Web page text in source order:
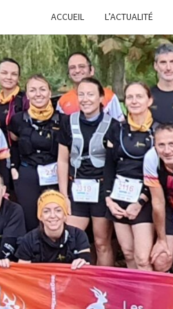
ACCUEIL L’ACTUALITÉ